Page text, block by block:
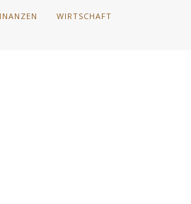
WIRTSCHAFT